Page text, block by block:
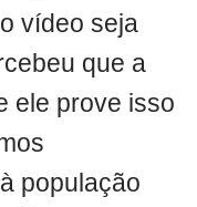
vídeo seja
que a
ele prove isso
população